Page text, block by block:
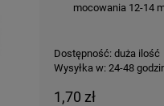
mocowania 12-14
Dostępność: duża ilość
Wysyłka w: 24-48
1,70 zł